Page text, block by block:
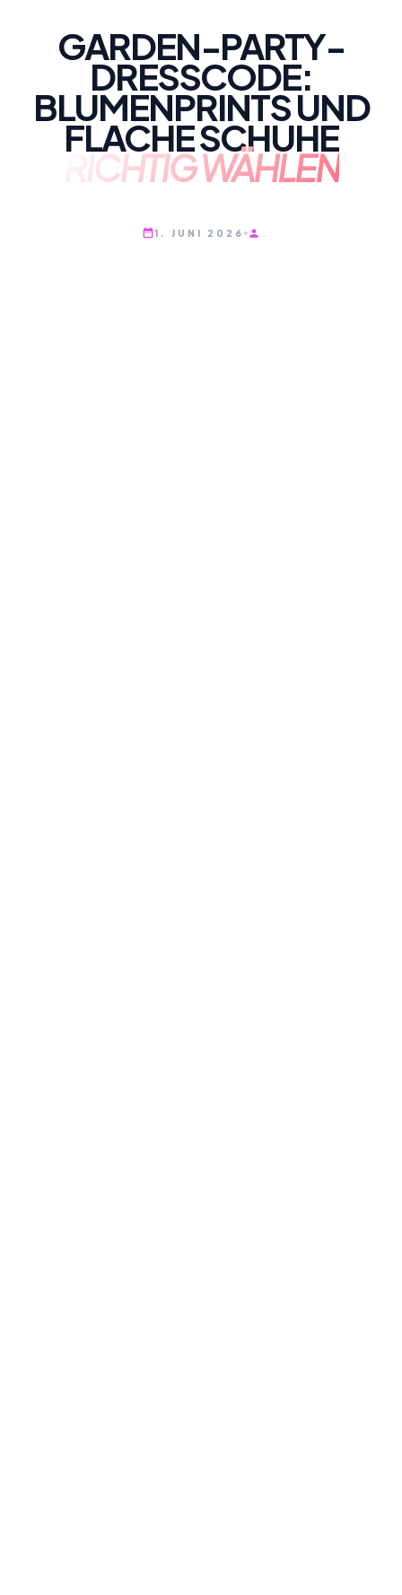
GARDEN-PARTY-
DRESSCODE:
BLUMENPRINTS UND
FLACHE SCHUHE
RICHTIG WÄHLEN
1. JUNI 2026